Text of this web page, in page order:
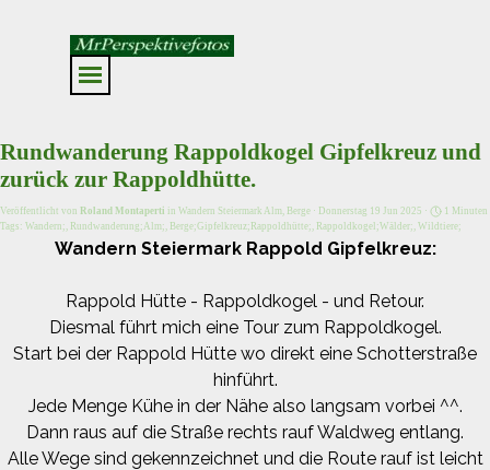
Menü überspringen
Rundwanderung Rappoldkogel Gipfelkreuz und
zurück zur Rappoldhütte.
Veröffentlicht von Roland Montaperti in Wandern Steiermark Alm, Berge · Donnerstag 19 Jun 2025 ·
1 Minuten
Tags: Wandern;, Rundwanderung;Alm;, Berge;Gipfelkreuz;Rappoldhütte;, Rappoldkogel;Wälder;, Wildtiere;
Wandern Steiermark Rappold Gipfelkreuz:
Rappold Hütte - Rappoldkogel - und Retour.
Diesmal führt mich eine Tour zum Rappoldkogel.
Start bei der Rappold Hütte wo direkt eine Schotterstraße
hinführt.
Jede Menge Kühe in der Nähe also langsam vorbei ^^.
Dann raus auf die Straße rechts rauf Waldweg entlang.
Alle Wege sind gekennzeichnet und die Route rauf ist leicht